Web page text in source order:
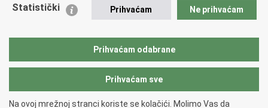
Zaklada policijske solidarnosti
Vučetić"
Statistički Prihvaćam Ne prihvaćam
Prihvaćam odabrane
Prihvaćam sve
Na ovoj mrežnoj stranci koriste se kolačići. Molimo Vas da